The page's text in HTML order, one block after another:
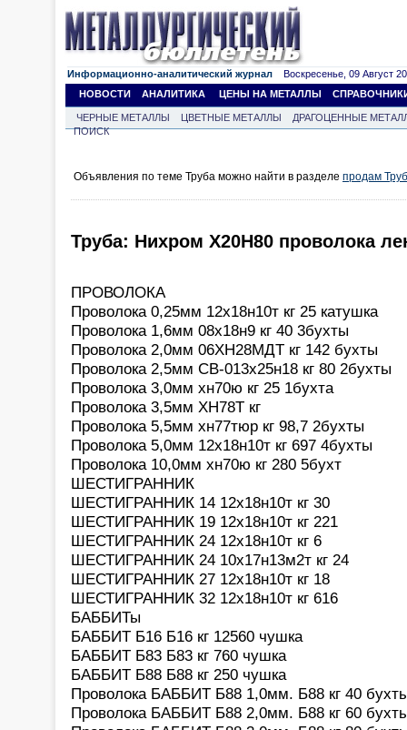
Информационно-аналитический журнал Воскресенье, 09 Август
НОВОСТИ
АНАЛИТИКА ЦЕНЫ НА МЕТАЛЛЫ
ЧЕРНЫЕ МЕТАЛЛЫ ЦВЕТНЫЕ МЕТАЛЛЫ
ДРАГОЦЕННЫЕ
ПОИСК
Объявления по теме Труба можно найти в разделе продам
Труба: Нихром Х20Н80 проволока
ПРОВОЛОКА
Проволока 0,25мм 12х18н10т кг 25 катушка
Проволока 1,6мм 08х18н9 кг 40 3бухты
Проволока 2,0мм 06ХН28МДТ кг 142 бухты
Проволока 2,5мм СВ-013х25н18 кг 80 2бухты
Проволока 3,0мм хн70ю кг 25 1бухта
Проволока 3,5мм ХН78Т кг
Проволока 5,5мм хн77тюр кг 98,7 2бухты
Проволока 5,0мм 12х18н10т кг 697 4бухты
Проволока 10,0мм хн70ю кг 280 5бухт
ШЕСТИГРАННИК
ШЕСТИГРАННИК 14 12х18н10т кг 30
ШЕСТИГРАННИК 19 12х18н10т кг 221
ШЕСТИГРАННИК 24 12х18н10т кг 6
ШЕСТИГРАННИК 24 10х17н13м2т кг 24
ШЕСТИГРАННИК 27 12х18н10т кг 18
ШЕСТИГРАННИК 32 12х18н10т кг 616
БАББИТы
БАББИТ Б16 Б16 кг 12560 чушка
БАББИТ Б83 Б83 кг 760 чушка
БАББИТ Б88 Б88 кг 250 чушка
Проволока БАББИТ Б88 1,0мм. Б88 кг 40
Проволока БАББИТ Б88 2,0мм. Б88 кг 60